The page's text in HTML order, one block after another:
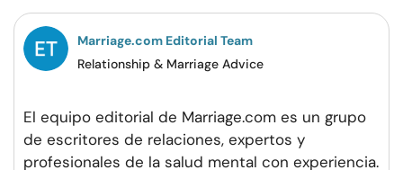
Marriage.com Editorial Team
Relationship & Marriage Advice
El equipo editorial de Marriage.com es un grupo
de escritores de relaciones, expertos y
profesionales de la salud mental con experiencia.